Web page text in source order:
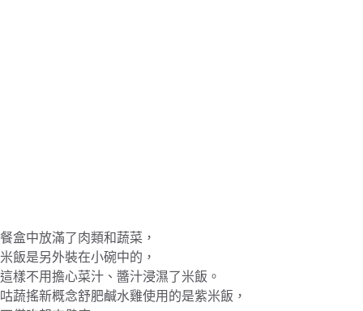
餐盒中放滿了肉類和蔬菜，
米飯是另外裝在小碗中的，
這樣不用擔心菜汁、醬汁浸濕了米飯。
咕蔬搖新概念舒肥鹹水雞使用的是紫米飯，